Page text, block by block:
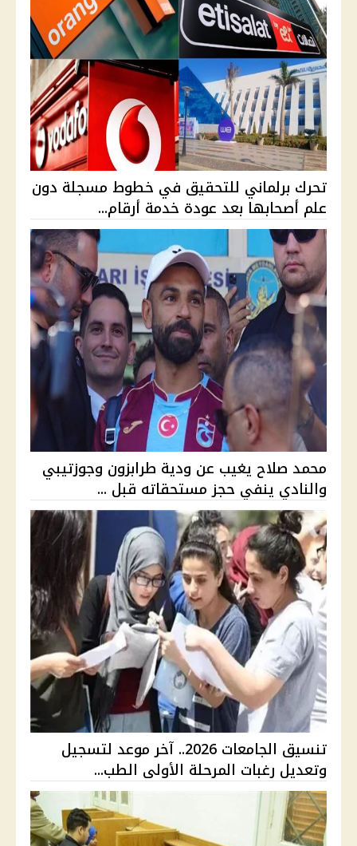
تحرك برلماني للتحقيق في خطوط مسجلة دون
علم أصحابها بعد عودة خدمة أرقام...
محمد صلاح يغيب عن ودية طرابزون وجوزتيبي
والنادي ينفي حجز مستحقاته قبل ...
تنسيق الجامعات 2026.. آخر موعد لتسجيل
وتعديل رغبات المرحلة الأولى الطب...